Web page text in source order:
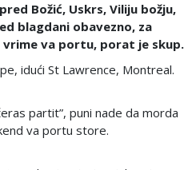
Božić, Uskrs, Viliju božju,
blagdani obavezno, za
vrime va portu, porat je skup.
idući St Lawrence, Montreal.
partit”, puni nade da morda
va portu store.